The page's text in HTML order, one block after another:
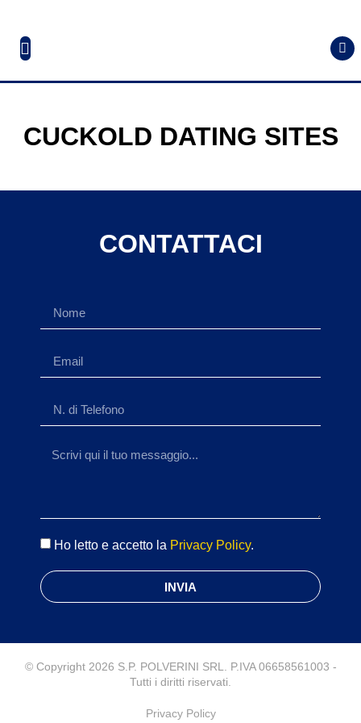
CUCKOLD DATING SITES
CONTATTACI
Ho letto e accetto la Privacy Policy.
INVIA
© Copyright 2026 S.P. POLVERINI SRL. P.IVA 06658561003 -
Tutti i diritti riservati.
Privacy Policy